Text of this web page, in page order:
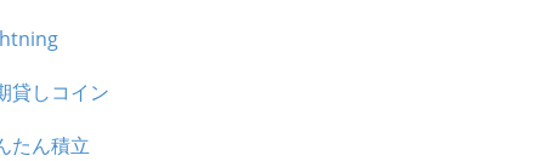
貸しコイン
たん積立